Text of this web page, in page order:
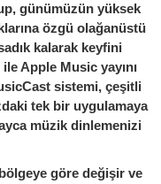
günümüzün yüksek
özgü olağanüstü
kalarak keyfini
Apple Music yayını
sistemi, çeşitli
tek bir uygulamaya
müzik dinlemenizi
göre değişir ve